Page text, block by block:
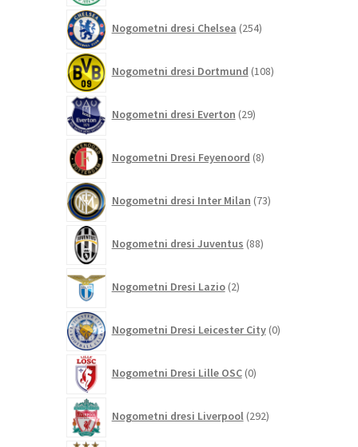
Nogometni dresi Chelsea 254izdelkov
Nogometni dresi Dortmund 108izdelkov
Nogometni dresi Everton 29izdelkov
Nogometni Dresi Feyenoord 8izdelkov
Nogometni dresi Inter Milan 73izdelkov
Nogometni dresi Juventus 88izdelkov
Nogometni Dresi Lazio 2izdelka
Nogometni Dresi Leicester City 0izdelkov
Nogometni Dresi Lille OSC 0izdelkov
Nogometni dresi Liverpool 292izdelkov